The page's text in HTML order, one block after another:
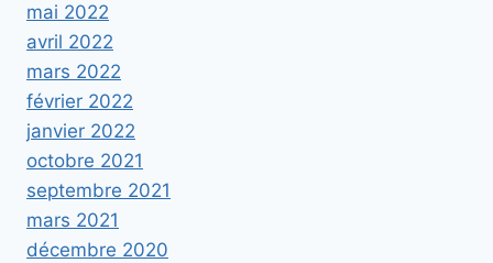
mai 2022
avril 2022
mars 2022
février 2022
janvier 2022
octobre 2021
septembre 2021
mars 2021
décembre 2020